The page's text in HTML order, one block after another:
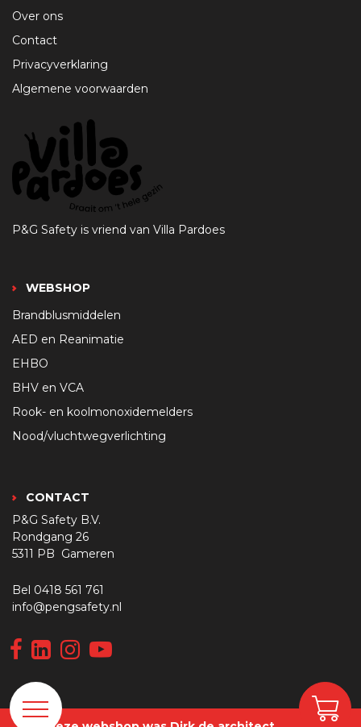
Over ons
Contact
Privacyverklaring
Algemene voorwaarden
P&G Safety is vriend van Villa Pardoes
WEBSHOP
Brandblusmiddelen
AED en Reanimatie
EHBO
BHV en VCA
Rook- en koolmonoxidemelders
Nood/vluchtwegverlichting
CONTACT
P&G Safety B.V.
Rondgang 26
5311 PB Gameren
Bel 0418 561 761
info@pengsafety.nl